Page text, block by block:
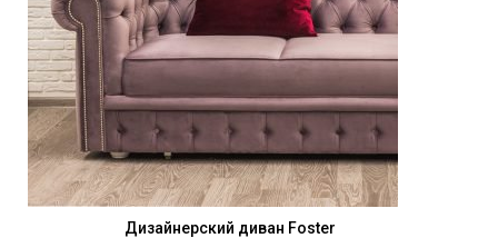
Дизайнерский диван Foster